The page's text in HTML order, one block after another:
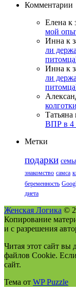
Комментарии
Елена к
мой
Инна к
ли
Инна к
ли
колготки
Татьяна
ВПР в 4
Метки
подарки
знакомство самса
беременность
диета
Женская Логика ©
Копирование
и с разрешения
Читая этот сайт вы
файлов Cookie.
сайт.
Тема от WP Puzzle